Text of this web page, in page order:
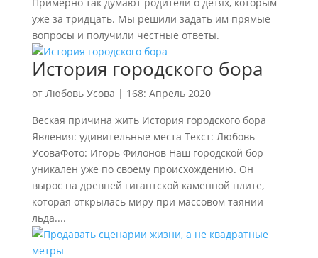
уже за тридцать. Мы решили задать им прямые
вопросы и получили честные ответы.
История городского бора
от Любовь Усова | 168: Апрель 2020
Веская причина жить История городского бора
Явления: удивительные места Текст: Любовь
УсоваФото: Игорь Филонов Наш городской бор
уникален уже по своему происхождению. Он
вырос на древней гигантской каменной плите,
которая открылась миру при массовом таянии
льда....